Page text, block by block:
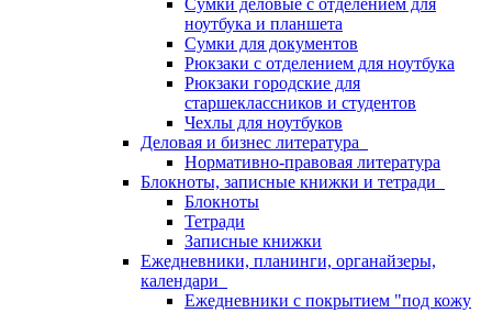
Сумки деловые с отделением для
ноутбука и планшета
Сумки для документов
Рюкзаки с отделением для ноутбука
Рюкзаки городские для
старшеклассников и студентов
Чехлы для ноутбуков
Деловая и бизнес литература
Нормативно-правовая литература
Блокноты, записные книжки и тетради
Блокноты
Тетради
Записные книжки
Ежедневники, планинги, органайзеры,
календари
Ежедневники с покрытием "под кожу